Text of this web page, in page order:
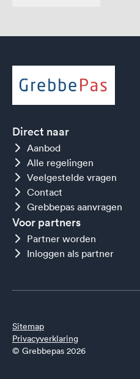
Direct naar
Aanbod
Alle regelingen
Veelgestelde vragen
Contact
Grebbepas aanvragen
Voor partners
Partner worden
Inloggen als partner
Sitemap
Privacyverklaring
© Grebbepas 2026